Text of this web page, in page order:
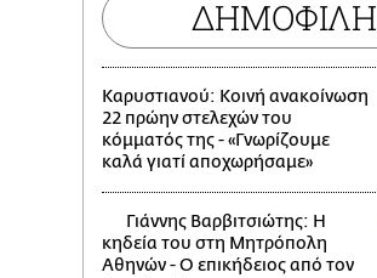
ΔΗΜΟΦΙΛΗ
Καρυστιανού: Κοινή ανακοίνωση
22 πρώην στελεχών του
κόμματός της - «Γνωρίζουμε
καλά γιατί αποχωρήσαμε»
Γιάννης Βαρβιτσιώτης: Η
κηδεία του στη Μητρόπολη
Αθηνών - Ο επικήδειος από τον